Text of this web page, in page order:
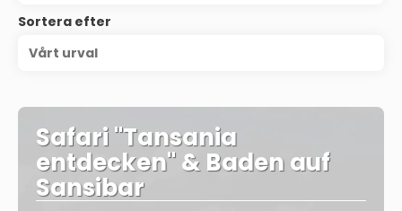
Sortera efter
Vårt urval
Safari "Tansania
entdecken" & Baden auf
Sansibar